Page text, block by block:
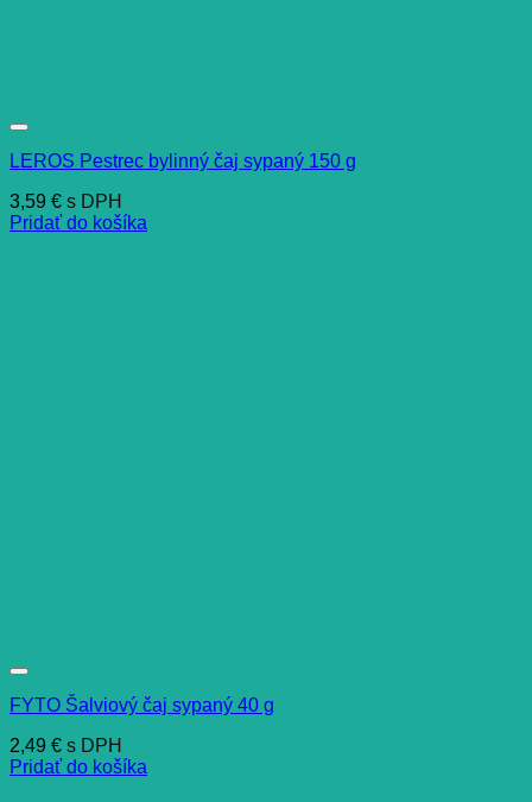
LEROS Pestrec bylinný čaj sypaný 150 g
3,59 € s DPH
Pridať do košíka
FYTO Šalviový čaj sypaný 40 g
2,49 € s DPH
Pridať do košíka